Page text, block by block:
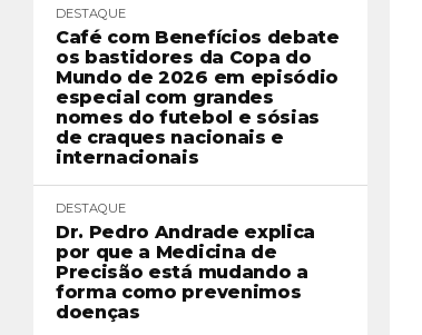
DESTAQUE
Café com Benefícios debate
os bastidores da Copa do
Mundo de 2026 em episódio
especial com grandes
nomes do futebol e sósias
de craques nacionais e
internacionais
DESTAQUE
Dr. Pedro Andrade explica
por que a Medicina de
Precisão está mudando a
forma como prevenimos
doenças